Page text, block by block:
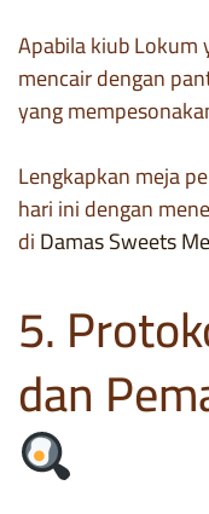
Apabila kiub Lokum
mencair dengan
yang
Lengkapkan meja
hari ini dengan
diDamas Sweets
5.
dan